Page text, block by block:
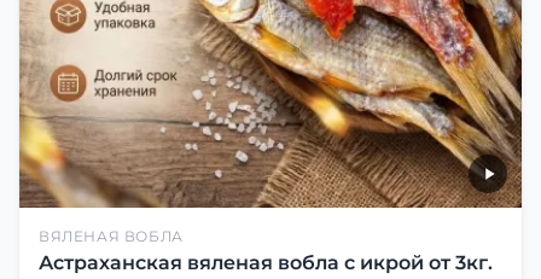
ВЯЛЕНАЯ ВОБЛА
Астраханская вяленая вобла с икрой от 3кг.